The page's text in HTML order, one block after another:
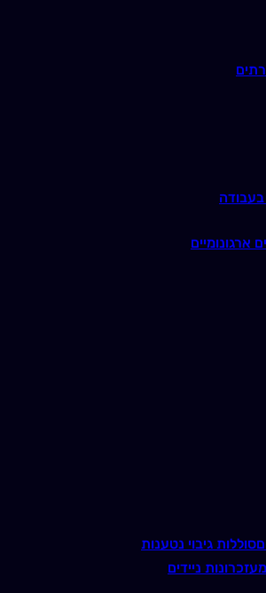
בעבודה
ארגונומיים
סוללות גיבוי נטענות
זכרונות ניידים